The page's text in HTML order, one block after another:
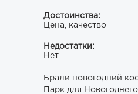
Достоинства:
Цена, качество
Недостатки:
Нет
Брали новогодний
Парк для